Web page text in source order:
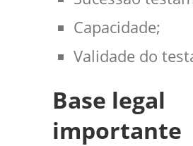
Capacidade;
Validade do
Base legal
importante